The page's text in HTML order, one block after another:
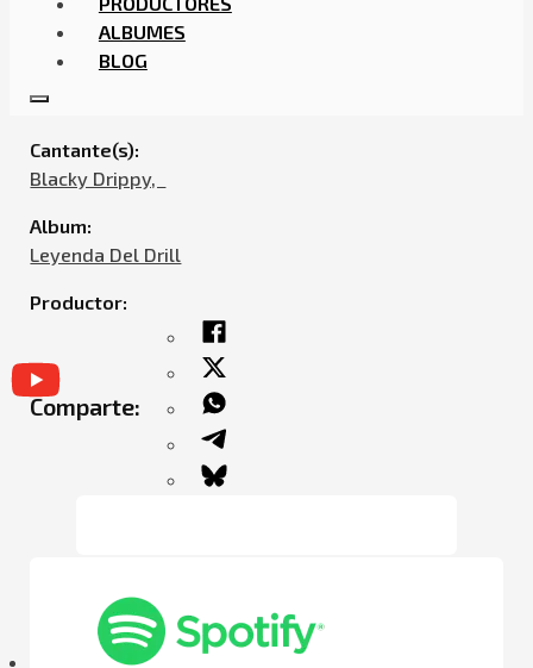
ALBUMES
BLOG
Cantante(s):
Blacky Drippy,ㅤㅤ
Album:
Leyenda Del Drill
Productor:
Comparte: